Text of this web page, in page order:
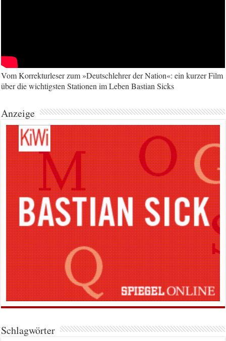
Vom Korrekturleser zum »Deutschlehrer der Nation«: ein kurzer Film
über die wichtigsten Stationen im Leben Bastian Sicks
Anzeige
Schlagwörter